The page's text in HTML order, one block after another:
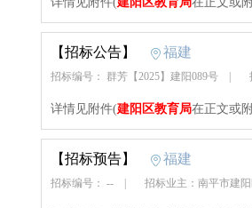
【招标公告】 福建
招标编号： 群芳【2025】建阳089号
详情见附件(建阳区教育局在正文或
【招标预告】 福建
招标编号： -- 招标业主：南平市建